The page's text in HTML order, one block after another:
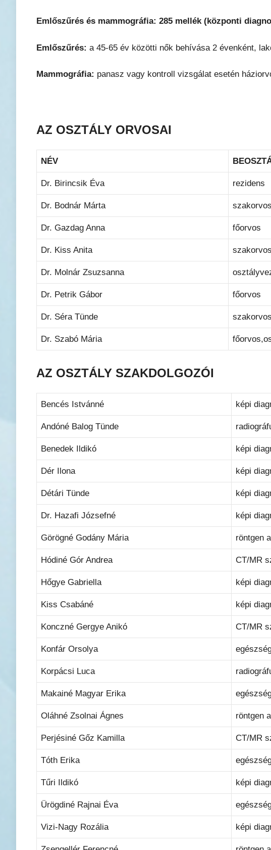
Emlőszűrés és mammográfia: 285 mellék (központi
Emlőszűrés: a 45-65 év közötti nők behívása 2 évenként,
Mammográfia: panasz vagy kontroll vizsgálat esetén
AZ OSZTÁLY ORVOSAI
NÉV
Dr. Birincsik Éva rezidens
Dr. Bodnár Márta szakorvos
Dr. Gazdag Anna főorvos
Dr. Kiss Anita szakorvos
Dr. Molnár Zsuzsanna
Dr. Petrik Gábor főorvos
Dr. Séra Tünde szakorvos
Dr. Szabó Mária
AZ OSZTÁLY SZAKDOLGOZÓI
Bencés Istvánné képi
Andóné Balog Tünde
Benedek Ildikó képi
Dér Ilona képi
Détári Tünde képi
Dr. Hazafi Józsefné képi
Görögné Godány Mária röntgen
Hódiné Gór Andrea CT/MR
Hőgye Gabriella képi
Kiss Csabáné képi
Konczné Gergye Anikó CT/MR
Konfár Orsolya
Korpácsi Luca
Makainé Magyar Erika
Oláhné Zsolnai Ágnes röntgen
Perjésiné Gőz Kamilla CT/MR
Tóth Erika
Tűri Ildikó képi
Ürögdiné Rajnai Éva
Vizi-Nagy Rozália képi